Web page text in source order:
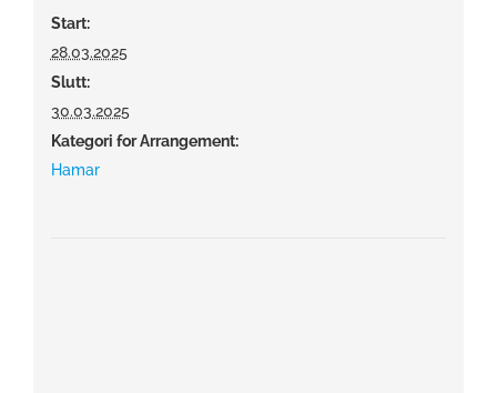
Start:
28.03.2025
Slutt:
30.03.2025
Kategori for Arrangement:
Hamar